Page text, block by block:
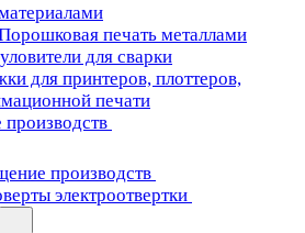
печать металлами
для сварки
для принтеров, плоттеров,
печати
производств
электроотвертки